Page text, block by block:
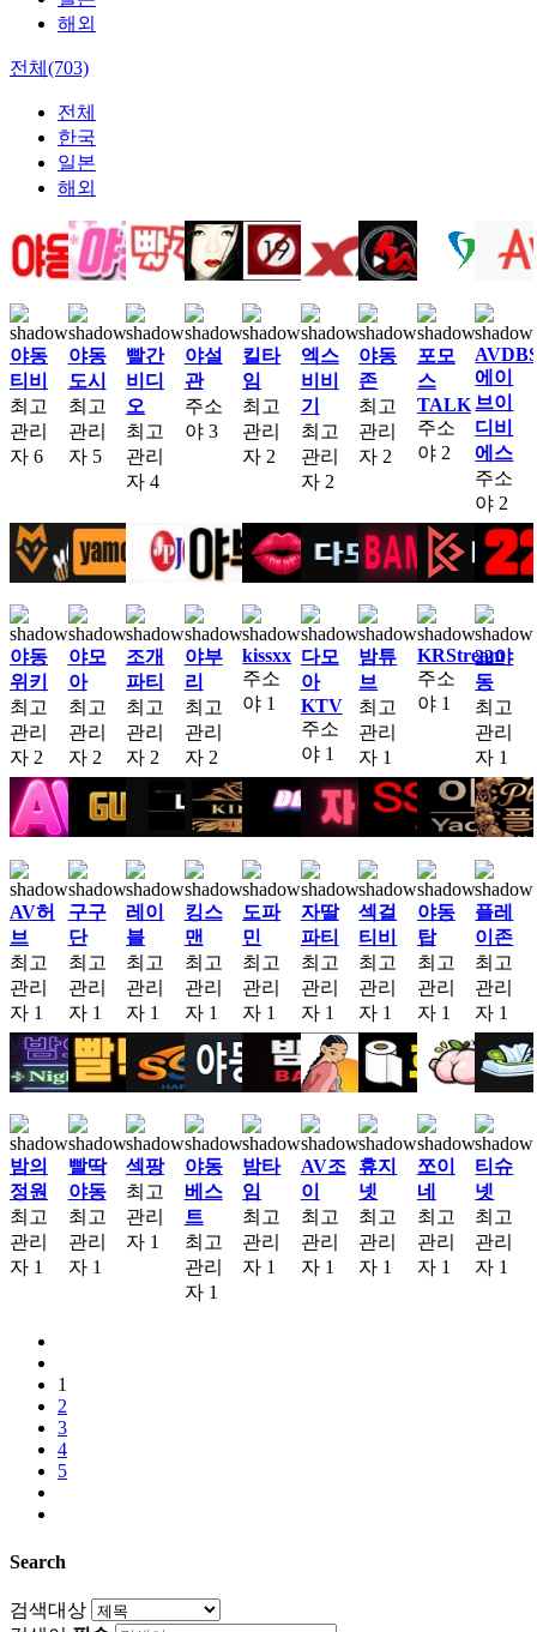
해외
전체(703)
전체
한국
일본
해외
야동
티비
최고
관리
자 6
야동
도시
최고
관리
자 5
빨간
비디
오
최고
관리
자 4
야설
관
주소
야 3
킬타
임
최고
관리
자 2
엑스
비비
기
최고
관리
자 2
야동
존
최고
관리
자 2
포모
스
TALK
주소
야 2
에이
브이
디비
에스
주소
야 2
야동
위키
최고
관리
자 2
야모
아
최고
관리
자 2
조개
파티
최고
관리
자 2
야부
리
최고
관리
자 2
kissxx
주소
야 1
다모
아
KTV
주소
야 1
밤튜
브
최고
관리
자 1
KRStream
주소
야 1
22야
동
최고
관리
자 1
AV허
브
최고
관리
자 1
구구
단
최고
관리
자 1
레이
블
최고
관리
자 1
킹스
맨
최고
관리
자 1
도파
민
최고
관리
자 1
자딸
파티
최고
관리
자 1
섹걸
티비
최고
관리
자 1
야동
탑
최고
관리
자 1
플레
이존
최고
관리
자 1
밤의
정원
최고
관리
자 1
빨딱
야동
최고
관리
자 1
섹팡
최고
관리
자 1
야동
베스
트
최고
관리
자 1
밤타
임
최고
관리
자 1
AV조
이
최고
관리
자 1
휴지
넷
최고
관리
자 1
쪼이
네
최고
관리
자 1
티슈
넷
최고
관리
자 1
1
2
3
4
5
Search
검색대상